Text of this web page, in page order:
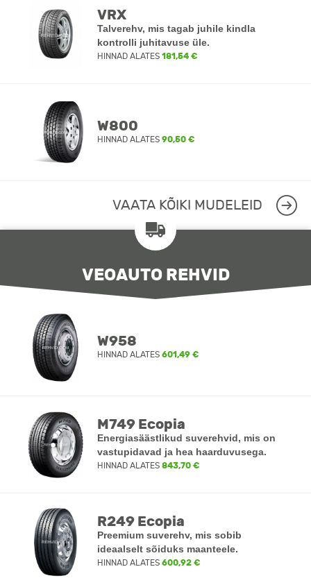
VRX
Talverehv, mis tagab juhile kindla
kontrolli juhitavuse üle.
HINNAD ALATES 181,54 €
W800
HINNAD ALATES 90,50 €
VAATA KÕIKI MUDELEID
VEOAUTO REHVID
W958
HINNAD ALATES 601,49 €
M749 Ecopia
Energiasäästlikud suverehvid, mis on
vastupidavad ja hea haarduvusega.
HINNAD ALATES 843,70 €
R249 Ecopia
Preemium suverehv, mis sobib
ideaalselt sõiduks maanteele.
HINNAD ALATES 600,92 €